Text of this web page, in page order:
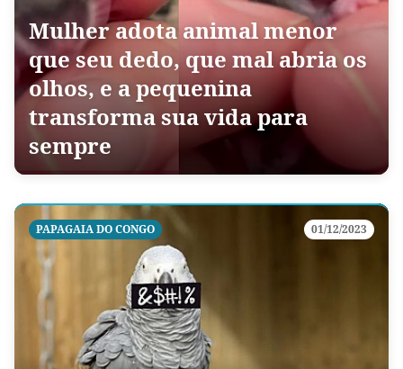
Mulher adota animal menor
que seu dedo, que mal abria os
olhos, e a pequenina
transforma sua vida para
sempre
PAPAGAIA DO CONGO 01/12/2023